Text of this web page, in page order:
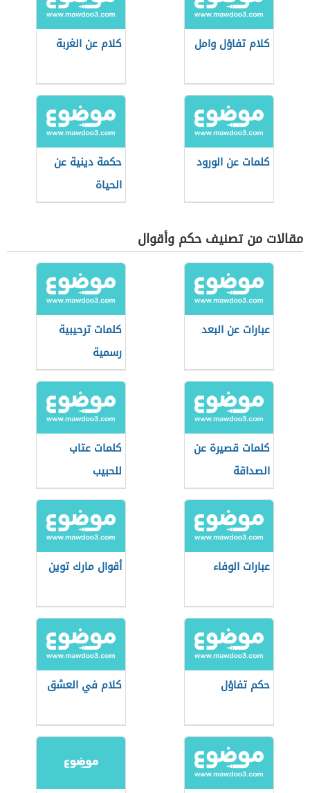
كلام تفاؤل وامل كلام عن الغربة
كلمات عن الورود
حكمة دينية عن
الحياة
مقالات من تصنيف حكم وأقوال
عبارات عن البعد
كلمات ترحيبية
رسمية
كلمات قصيرة عن
الصداقة
كلمات عتاب
للحبيب
عبارات الوفاء أقوال مارك توين
حكم تفاؤل كلام في العشق